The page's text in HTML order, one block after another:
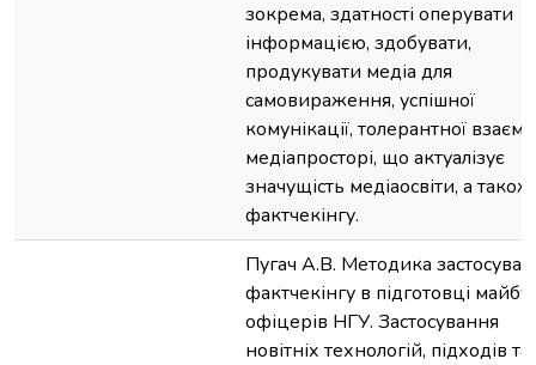
зокрема, здатності оперувати
інформацією, здобувати,
продукувати медіа для
самовираження, успішної
комунікації, толерантної
медіапросторі, що актуалізує
значущість медіаосвіти, а також
фактчекінгу.
Пугач А.В. Методика
фактчекінгу в підготовці
офіцерів НГУ. Застосування
новітніх технологій, підходів та